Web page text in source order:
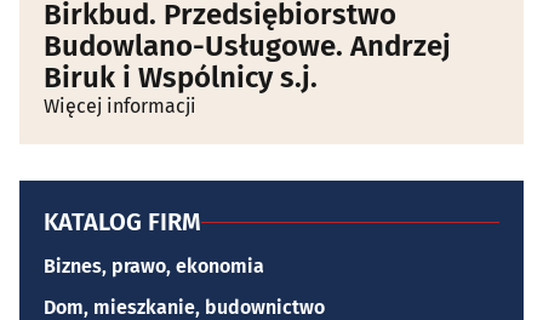
Birkbud. Przedsiębiorstwo
Budowlano-Usługowe. Andrzej
Biruk i Wspólnicy s.j.
Więcej informacji
KATALOG FIRM
Biznes, prawo, ekonomia
Dom, mieszkanie, budownictwo